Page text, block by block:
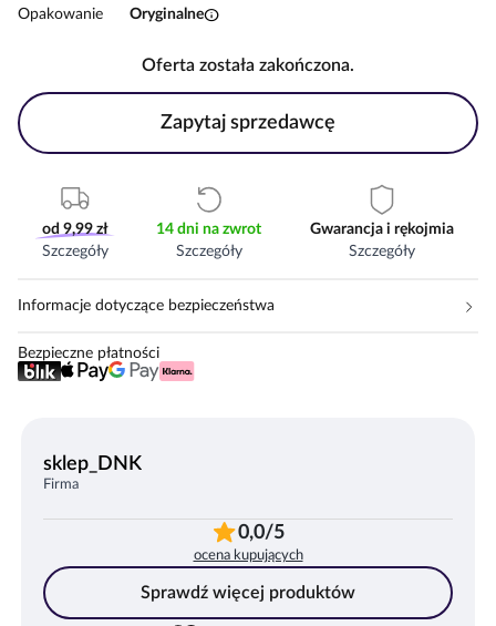
Opakowanie Oryginalneinfo
Oferta została zakończona.
Zapytaj sprzedawcę
od 9,99 zł
Szczegóły
14 dni na zwrot
Szczegóły
Gwarancja i rękojmia
Szczegóły
Informacje dotyczące bezpieczeństwa
Bezpieczne płatności
sklep_DNK
Firma
0,0/5
ocena kupujących
Sprawdź więcej produktów